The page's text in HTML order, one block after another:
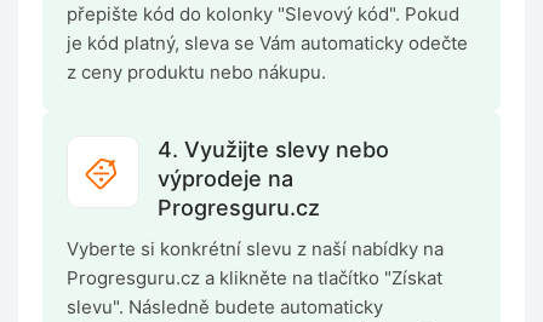
přepište kód do kolonky "Slevový kód". Pokud
je kód platný, sleva se Vám automaticky odečte
z ceny produktu nebo nákupu.
4. Využijte slevy nebo
výprodeje na
Progresguru.cz
Vyberte si konkrétní slevu z naší nabídky na
Progresguru.cz a klikněte na tlačítko "Získat
slevu". Následně budete automaticky